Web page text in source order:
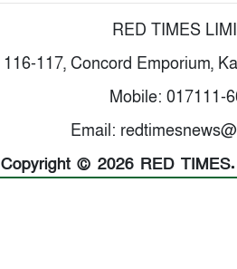
RED TIMES
116-117, Concord Emporium,
Mobile: 017111-
Email:
Copyright © 2026 RED